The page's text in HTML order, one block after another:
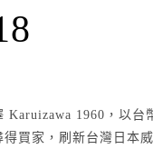
Karuizawa 1960，以台
得買家，刷新台灣日本